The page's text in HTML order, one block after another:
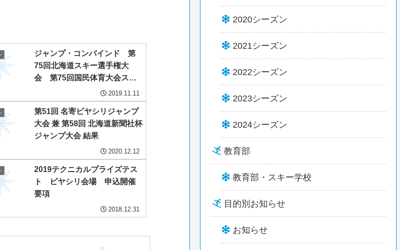
ジャンプ・コンバインド 第
75回北海道スキー選手権大
会 第75回国民体育大会スキ
ー競技会北海道予選会 第71
回北海道体育大会スキー競技
会 第98回全日本スキー選手
権大会北海道予選会 開催要
項
2019.11.11
第51回 名寄ピヤシリジャンプ
大会 兼 第58回 北海道新聞社杯
ジャンプ大会 結果
2020.12.12
2019テクニカルプライズテス
ト ピヤシリ会場 申込開催
要項
2018.12.31
2020シーズン
2021シーズン
2022シーズン
2023シーズン
2024シーズン
教育部
教育部・スキー学校
目的別お知らせ
お知らせ